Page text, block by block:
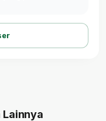
Lainnya